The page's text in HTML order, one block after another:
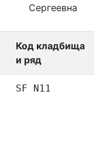
Сергеевна
Код кладбища
и ряд
SF N11